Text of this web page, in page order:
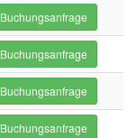
Buchungsanfrage
Buchungsanfrage
Buchungsanfrage
Buchungsanfrage